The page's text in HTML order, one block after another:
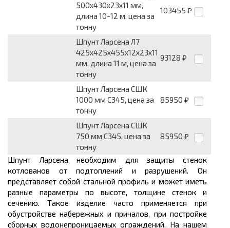
500x430x23x11 мм,
длина 10-12 м, цена за
тонну
103455 ₽
Шпунт Ларсена Л7
425x425x455x12x23x11
мм, длина 11 м, цена за
тонну
93128 ₽
Шпунт Ларсена СШК
1000 мм С345, цена за
тонну
85950 ₽
Шпунт Ларсена СШК
750 мм С345, цена за
тонну
85950 ₽
Шпунт Ларсена необходим для защиты стенок
котлованов от подтоплений и разрушений. Он
представляет собой стальной профиль и может иметь
разные параметры по высоте, толщине стенок и
сечению. Такое изделие часто применяется при
обустройстве набережных и причалов, при постройке
сборных водонепроницаемых ограждений. На нашем